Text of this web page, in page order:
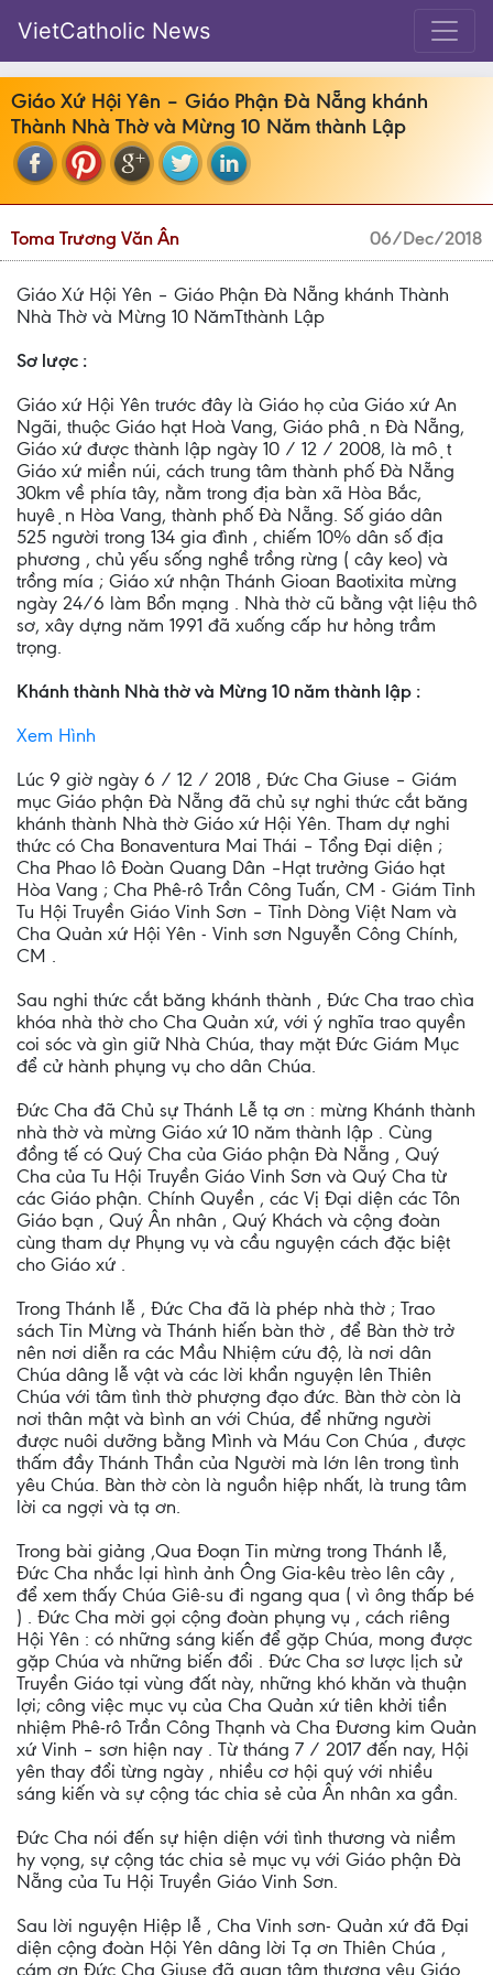
VietCatholic News
Giáo Xứ Hội Yên – Giáo Phận Đà Nẵng khánh
Thành Nhà Thờ và Mừng 10 Năm thành Lập
Toma Trương Văn Ân 06/Dec/2018
Giáo Xứ Hội Yên – Giáo Phận Đà Nẵng khánh Thành
Nhà Thờ và Mừng 10 NămTthành Lập
Sơ lược :
Giáo xứ Hội Yên trước đây là Giáo họ của Giáo xứ An
Ngãi, thuộc Giáo hạt Hoà Vang, Giáo phận Đà Nẵng,
Giáo xứ được thành lập ngày 10 / 12 / 2008, là một
Giáo xứ miền núi, cách trung tâm thành phố Đà Nẵng
30km về phía tây, nằm trong địa bàn xã Hòa Bắc,
huyện Hòa Vang, thành phố Đà Nẵng. Số giáo dân
525 người trong 134 gia đình , chiếm 10% dân số địa
phương , chủ yếu sống nghề trồng rừng ( cây keo) và
trồng mía ; Giáo xứ nhận Thánh Gioan Baotixita mừng
ngày 24/6 làm Bổn mạng . Nhà thờ cũ bằng vật liệu thô
sơ, xây dựng năm 1991 đã xuống cấp hư hỏng trầm
trọng.
Khánh thành Nhà thờ và Mừng 10 năm thành lập :
Xem Hình
Lúc 9 giờ ngày 6 / 12 / 2018 , Đức Cha Giuse – Giám
mục Giáo phận Đà Nẵng đã chủ sự nghi thức cắt băng
khánh thành Nhà thờ Giáo xứ Hội Yên. Tham dự nghi
thức có Cha Bonaventura Mai Thái – Tổng Đại diện ;
Cha Phao lô Đoàn Quang Dân –Hạt trưởng Giáo hạt
Hòa Vang ; Cha Phê-rô Trần Công Tuấn, CM - Giám Tỉnh
Tu Hội Truyền Giáo Vinh Sơn – Tỉnh Dòng Việt Nam và
Cha Quản xứ Hội Yên - Vinh sơn Nguyễn Công Chính,
CM .
Sau nghi thức cắt băng khánh thành , Đức Cha trao chìa
khóa nhà thờ cho Cha Quản xứ, với ý nghĩa trao quyền
coi sóc và gìn giữ Nhà Chúa, thay mặt Đức Giám Mục
để cử hành phụng vụ cho dân Chúa.
Đức Cha đã Chủ sự Thánh Lễ tạ ơn : mừng Khánh thành
nhà thờ và mừng Giáo xứ 10 năm thành lập . Cùng
đồng tế có Quý Cha của Giáo phận Đà Nẵng , Quý
Cha của Tu Hội Truyền Giáo Vinh Sơn và Quý Cha từ
các Giáo phận. Chính Quyền , các Vị Đại diện các Tôn
Giáo bạn , Quý Ân nhân , Quý Khách và cộng đoàn
cùng tham dự Phụng vụ và cầu nguyện cách đặc biệt
cho Giáo xứ .
Trong Thánh lễ , Đức Cha đã là phép nhà thờ ; Trao
sách Tin Mừng và Thánh hiến bàn thờ , để Bàn thờ trở
nên nơi diễn ra các Mầu Nhiệm cứu độ, là nơi dân
Chúa dâng lễ vật và các lời khẩn nguyện lên Thiên
Chúa với tâm tình thờ phượng đạo đức. Bàn thờ còn là
nơi thân mật và bình an với Chúa, để những người
được nuôi dưỡng bằng Mình và Máu Con Chúa , được
thấm đầy Thánh Thần của Người mà lớn lên trong tình
yêu Chúa. Bàn thờ còn là nguồn hiệp nhất, là trung tâm
lời ca ngợi và tạ ơn.
Trong bài giảng ,Qua Đoạn Tin mừng trong Thánh lễ,
Đức Cha nhắc lại hình ảnh Ông Gia-kêu trèo lên cây ,
để xem thấy Chúa Giê-su đi ngang qua ( vì ông thấp bé
) . Đức Cha mời gọi cộng đoàn phụng vụ , cách riêng
Hội Yên : có những sáng kiến để gặp Chúa, mong được
gặp Chúa và những biến đổi . Đức Cha sơ lược lịch sử
Truyền Giáo tại vùng đất này, những khó khăn và thuận
lợi; công việc mục vụ của Cha Quản xứ tiên khởi tiền
nhiệm Phê-rô Trần Công Thạnh và Cha Đương kim Quản
xứ Vinh – sơn hiện nay . Từ tháng 7 / 2017 đến nay, Hội
yên thay đổi từng ngày , nhiều cơ hội quý với nhiều
sáng kiến và sự cộng tác chia sẻ của Ân nhân xa gần.
Đức Cha nói đến sự hiện diện với tình thương và niềm
hy vọng, sự cộng tác chia sẻ mục vụ với Giáo phận Đà
Nẵng của Tu Hội Truyền Giáo Vinh Sơn.
Sau lời nguyện Hiệp lễ , Cha Vinh sơn- Quản xứ đã Đại
diện cộng đoàn Hội Yên dâng lời Tạ ơn Thiên Chúa ,
cám ơn Đức Cha Giuse đã quan tâm thương yêu Giáo